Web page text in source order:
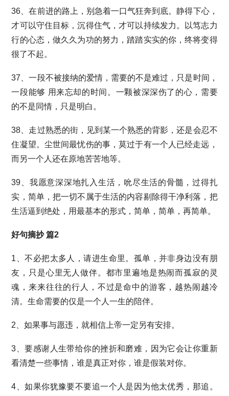
36、在前进的路上，别急着一口气狂奔到底。静得下心，
才可以守住目标，沉得住气，才可以持续发力。以笃志力
行的心态，做久久为功的努力，踏踏实实的你，终将变得
很了不起。
37、一段不被接纳的爱情，需要的不是难过，只是时间，
一段能够 用来忘却的时间。一颗被深深伤了的心，需要
的不是同情，只是明白。
38、走过熟悉的街，见到某一个熟悉的背影，还是会忍不
住凝望。尘世间最忧伤的事，莫过于有一个人已经走远，
而另一个人还在原地苦苦地等。
39、我愿意深深地扎入生活，吮尽生活的骨髓，过得扎
实，简单，把一切不属于生活的内容剔除得干净利落，把
生活逼到绝处，用最基本的形式，简单，简单，再简单。
好句摘抄 篇2
1、不必把太多人，请进生命里。孤单，并非身边没有朋
友，只是心里无人做伴。都市里遍地是热闹而孤寂的灵
魂，来来往往的行人，不过是命中的游客，越热闹越冷
清。生命需要的仅是一个人一生的陪伴。
2、如果事与愿违，就相信上帝一定另有安排。
3、要感谢人生带给你的挫折和磨难，因为它会让你重新
看清楚一些事情，谁是真正对你，谁是假装对你。
4、如果你犹豫要不要追一个人是因为他太优秀，那追。